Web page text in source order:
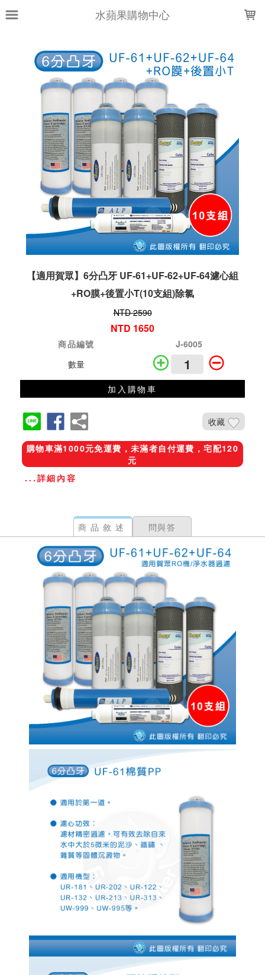
水蘋果購物中心
【適用賀眾】6分凸牙 UF-61+UF-62+UF-64濾心組
+RO膜+後置小T(10支組)除氯
NTD 2590
NTD 1650
商品編號
J-6005
數量
加入購物車
收藏
購物車滿1000元免運費，未滿者自付運費，宅配120
元
...詳細內容
商品敘述 問與答